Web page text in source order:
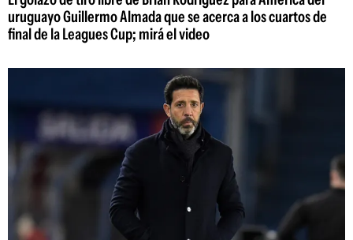
uruguayo Guillermo Almada que se acerca a los cuartos de
final de la Leagues Cup; mirá el video